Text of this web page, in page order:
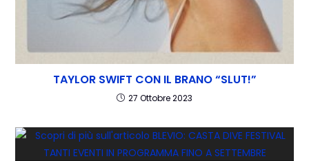
TAYLOR SWIFT CON IL BRANO “SLUT!”
27 Ottobre 2023